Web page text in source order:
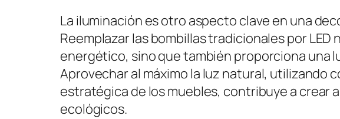
La iluminación es otro aspecto clave en una
Reemplazar las bombillas tradicionales por LED
energético, sino que también proporciona una
Aprovechar al máximo la luz natural, utilizando
estratégica de los muebles, contribuye a crear
ecológicos.